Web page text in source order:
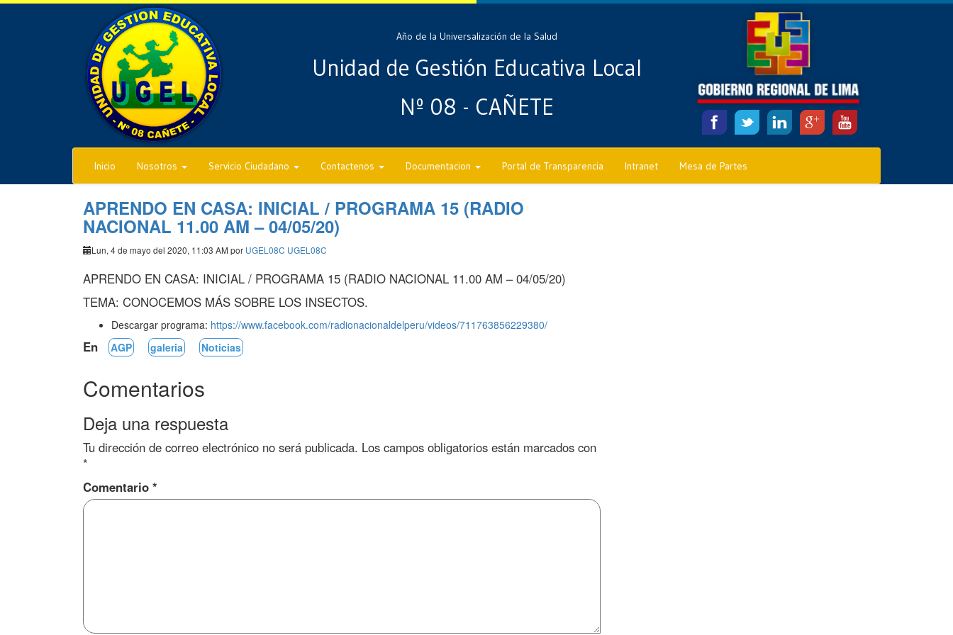
Año de la Universalización de la Salud
Unidad de Gestión Educativa Local
Nº 08 - CAÑETE
Inicio Nosotros Servicio Ciudadano Contactenos Documentacion Portal de Transparencia Intranet Mesa de Partes
APRENDO EN CASA: INICIAL / PROGRAMA 15 (RADIO
NACIONAL 11.00 AM – 04/05/20)
Lun, 4 de mayo del 2020, 11:03 AM por UGEL08C UGEL08C
APRENDO EN CASA: INICIAL / PROGRAMA 15 (RADIO NACIONAL 11.00 AM – 04/05/20)
TEMA: CONOCEMOS MÁS SOBRE LOS INSECTOS.
Descargar programa: https://www.facebook.com/radionacionaldelperu/videos/711763856229380/
En AGP galeria Noticias
Comentarios
Deja una respuesta
Tu dirección de correo electrónico no será publicada. Los campos obligatorios están marcados con
*
Comentario *